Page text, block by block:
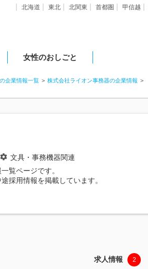
北海道 東北 北関東 首都圏 甲信越
女性のおしごと
企業情報一覧
株式会社ライオン事務器の企業情報
文具・事務機器関連
覧ページです。
採用情報を掲載しています。
求人情報 2